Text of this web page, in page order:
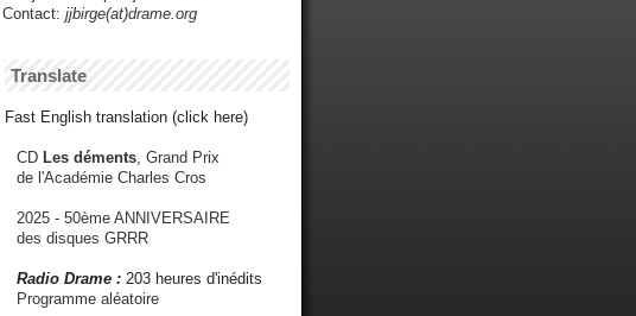
Contact: jjbirge(at)drame.org
Translate
Fast English translation (click here)
CD Les déments , Grand Prix
de l'Académie Charles Cros
2025 - 50ème ANNIVERSAIRE
des disques GRRR
Radio Drame : 203 heures d'inédits
Programme aléatoire